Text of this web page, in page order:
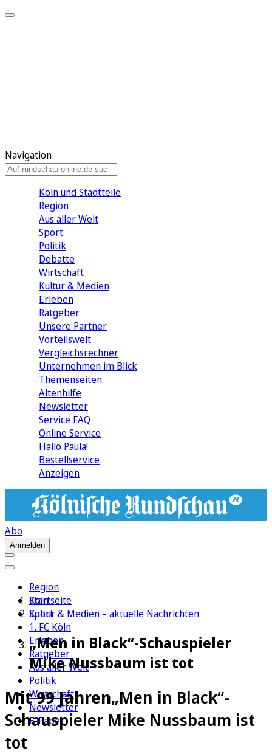
Navigation
Köln und Stadtteile
Region
Aus aller Welt
Sport
Politik
Debatte
Wirtschaft
Kultur & Medien
Erleben
Ratgeber
Unsere Partner
Vorteilswelt
Vergleichsrechner
Unternehmen im Blick
Themenseiten
Altenhilfe
Newsletter
Service FAQ
Online Service
Hallo Paula!
Bestellservice
Anzeigen
Abo
Anmelden
Region
Köln
Sport
1. FC Köln
Erleben
Ratgeber
Aus aller Welt
Politik
Wirtschaft
Newsletter
E-Paper
Startseite
Kultur & Medien – aktuelle Nachrichten
„Men in Black“-Schauspieler
Mike Nussbaum ist tot
Mit 99 Jahren„Men in Black“-
Schauspieler Mike Nussbaum ist
tot